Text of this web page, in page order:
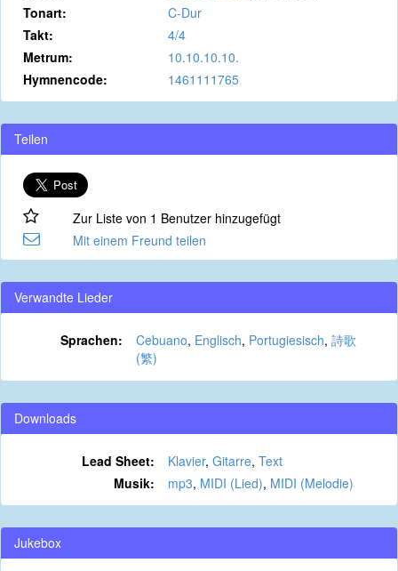
Tonart:
C-Dur
Takt:
4/4
Metrum:
10.10.10.10.
Hymnencode:
1461111765
Teilen
Zur Liste von 1 Benutzer hinzugefügt
Mit einem Freund teilen
Verwandte Lieder
Sprachen: Cebuano, Englisch, Portugiesisch, 詩歌
(繁)
Downloads
Lead Sheet: Klavier, Gitarre, Text
Musik:
mp3, MIDI (Lied), MIDI (Melodie)
Jukebox